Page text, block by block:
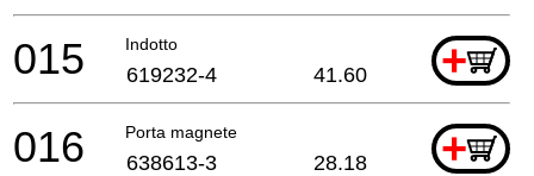
Indotto +
015 619232-4 41.60
Porta magnete +
016 638613-3 28.18